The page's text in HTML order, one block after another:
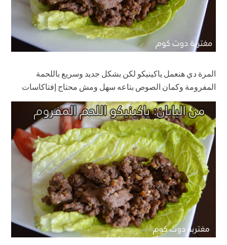
المرة دي هنعمل ياكينيكو لكن بشكل جديد وسريع باللحمة
المفرومة وكمان الصوص بتاعه سهل ومش محتاج إفتاكاسات